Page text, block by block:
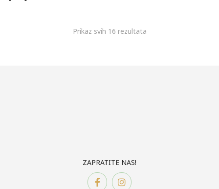
Prikaz svih 16 rezultata
ZAPRATITE NAS!